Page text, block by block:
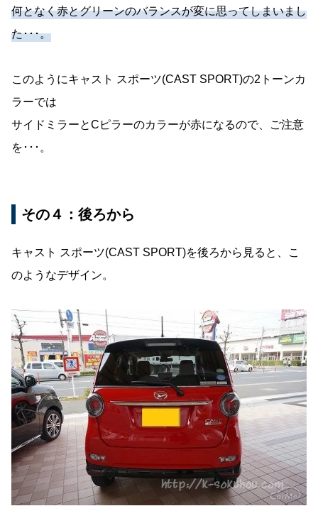
何となく赤とグリーンのバランスが変に思ってしまいまし
た･･･。
このようにキャスト スポーツ(CAST SPORT)の2トーンカ
ラーでは
サイドミラーとCピラーのカラーが赤になるので、ご注意
を･･･。
その４：後ろから
キャスト スポーツ(CAST SPORT)を後ろから見ると、こ
のようなデザイン。